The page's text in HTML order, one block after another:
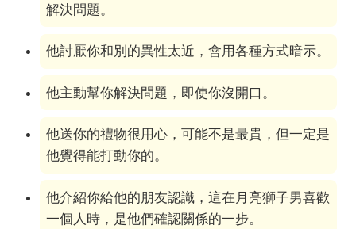
解決問題。
他討厭你和別的異性太近，會用各種方式暗示。
他主動幫你解決問題，即使你沒開口。
他送你的禮物很用心，可能不是最貴，但一定是
他覺得能打動你的。
他介紹你給他的朋友認識，這在月亮獅子男喜歡
一個人時，是他們確認關係的一步。